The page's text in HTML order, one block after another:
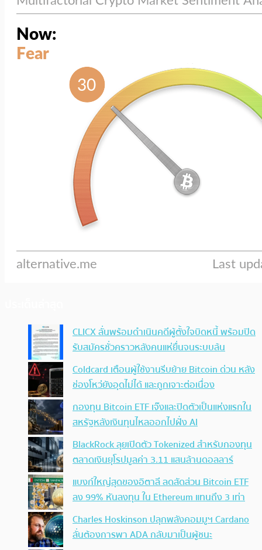
CLICX ลั่นพร้อมดำเนินคดีผู้ตั้งใจบิดหนี้ พร้อมปิด
รับสมัครชั่วคราวหลังคนแห่ยื่นจนระบบล้น
Coldcard เตือนผู้ใช้งานรีบย้าย Bitcoin ด่วน หลัง
ช่องโหว่ยังอุดไม่ได้ และถูกเจาะต่อเนื่อง
กองทุน Bitcoin ETF เจ๊งและปิดตัวเป็นแห่งแรกใน
สหรัฐหลังเงินทุนไหลออกไปฝั่ง AI
BlackRock ลุยเปิดตัว Tokenized สำหรับกองทุน
ตลาดเงินยุโรปมูลค่า 3.11 แสนล้านดอลลาร์
แบงก์ใหญ่สุดของอิตาลี ลดสัดส่วน Bitcoin ETF
ลง 99% หันลงทุน ใน Ethereum แทนถึง 3 เท่า
Charles Hoskinson ปลุกพลังคอมมูฯ Cardano
ลั่นต้องการพา ADA กลับมาเป็นผู้ชนะ